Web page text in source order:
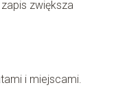
zwiększa
i miejscami.